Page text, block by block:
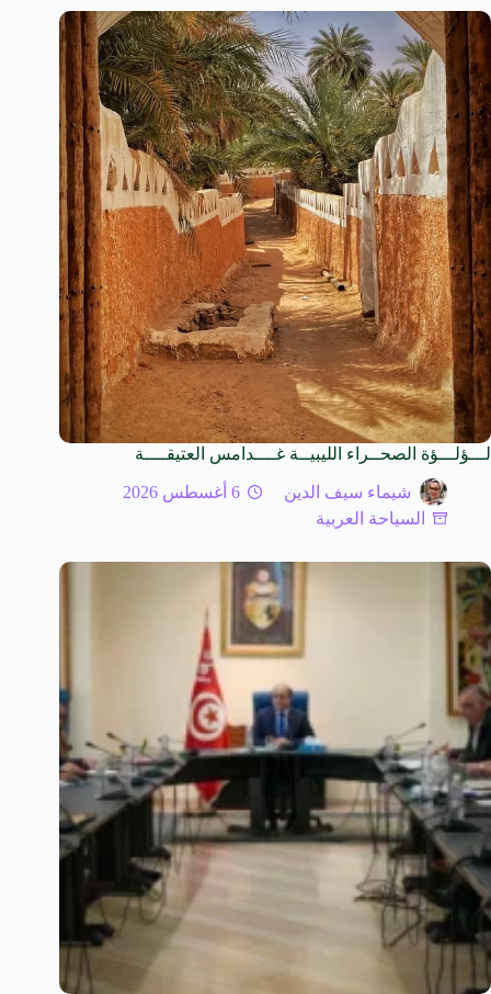
لـــؤلـــؤة الصحــراء الليبيــة غــــدامس العتيقــــة
شيماء سيف الدين
6 أغسطس 2026
السياحة العربية